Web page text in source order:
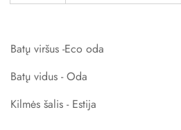
Batų viršus -Eco oda
Batų vidus - Oda
Kilmės šalis - Estija